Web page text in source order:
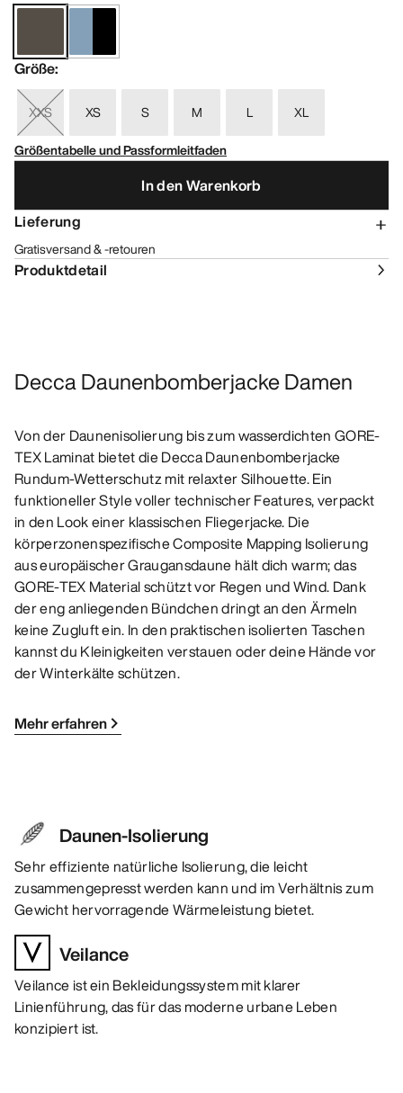
Größe:
XXS XS S M L
XL
Größentabelle und Passformleitfaden
In den Warenkorb
Lieferung
Gratisversand & -retouren
Produktdetail
Decca Daunenbomberjacke Damen
Von der Daunenisolierung bis zum wasserdichten GORE-
TEX Laminat bietet die Decca Daunenbomberjacke
Rundum-Wetterschutz mit relaxter Silhouette. Ein
funktioneller Style voller technischer Features, verpackt
in den Look einer klassischen Fliegerjacke. Die
körperzonenspezifische Composite Mapping Isolierung
aus europäischer Graugansdaune hält dich warm; das
GORE-TEX Material schützt vor Regen und Wind. Dank
der eng anliegenden Bündchen dringt an den Ärmeln
keine Zugluft ein. In den praktischen isolierten Taschen
kannst du Kleinigkeiten verstauen oder deine Hände vor
der Winterkälte schützen.
Mehr erfahren
Daunen-Isolierung
Sehr effiziente natürliche Isolierung, die leicht
zusammengepresst werden kann und im Verhältnis zum
Gewicht hervorragende Wärmeleistung bietet.
Veilance
Veilance ist ein Bekleidungssystem mit klarer
Linienführung, das für das moderne urbane Leben
konzipiert ist.